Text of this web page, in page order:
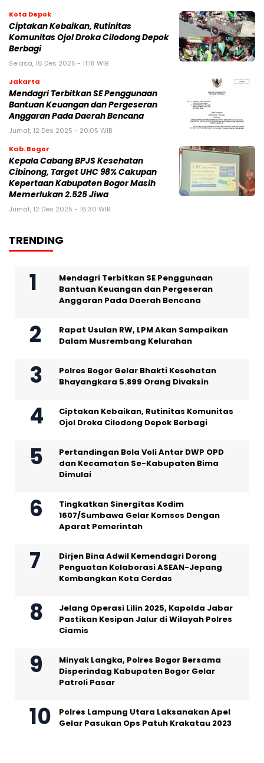
Kota Depok
Ciptakan Kebaikan, Rutinitas
Komunitas Ojol Droka Cilodong Depok
Berbagi
Selasa, 16 Des 2025 - 11:18 WIB
Jakarta
Mendagri Terbitkan SE Penggunaan
Bantuan Keuangan dan Pergeseran
Anggaran Pada Daerah Bencana
Jumat, 12 Des 2025 - 20:05 WIB
Kab. Bogor
Kepala Cabang BPJS Kesehatan
Cibinong, Target UHC 98% Cakupan
Kepertaan Kabupaten Bogor Masih
Memerlukan 2.525 Jiwa
Jumat, 12 Des 2025 - 16:30 WIB
TRENDING
Mendagri Terbitkan SE Penggunaan
Bantuan Keuangan dan Pergeseran
Anggaran Pada Daerah Bencana
Rapat Usulan RW, LPM Akan Sampaikan
Dalam Musrembang Kelurahan
Polres Bogor Gelar Bhakti Kesehatan
Bhayangkara 5.899 Orang Divaksin
Ciptakan Kebaikan, Rutinitas Komunitas
Ojol Droka Cilodong Depok Berbagi
Pertandingan Bola Voli Antar DWP OPD
dan Kecamatan Se-Kabupaten Bima
Dimulai
Tingkatkan Sinergitas Kodim
1607/Sumbawa Gelar Komsos Dengan
Aparat Pemerintah
Dirjen Bina Adwil Kemendagri Dorong
Penguatan Kolaborasi ASEAN-Jepang
Kembangkan Kota Cerdas
Jelang Operasi Lilin 2025, Kapolda Jabar
Pastikan Kesipan Jalur di Wilayah Polres
Ciamis
Minyak Langka, Polres Bogor Bersama
Disperindag Kabupaten Bogor Gelar
Patroli Pasar
Polres Lampung Utara Laksanakan Apel
Gelar Pasukan Ops Patuh Krakatau 2023